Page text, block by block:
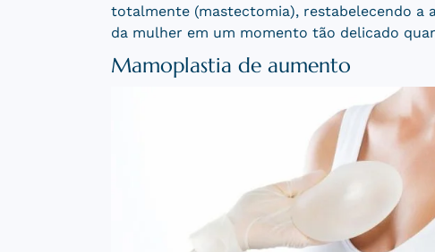
totalmente (mastectomia), restabelecendo a
da mulher em um momento tão delicado
Mamoplastia de aumento